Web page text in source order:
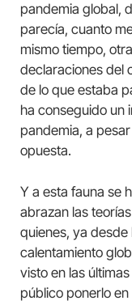
pandemia global,
parecía, cuanto
mismo tiempo,
declaraciones del
de lo que estaba
ha conseguido un
pandemia, a
opuesta.
Y a esta fauna se
abrazan las teorías
quienes, ya
calentamiento
visto en las
público ponerlo